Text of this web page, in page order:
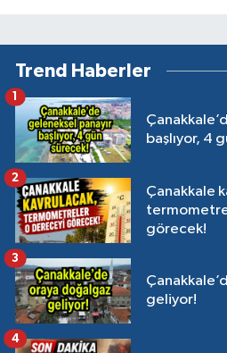
Trend Haberler
başlıyor, 4
1
Çanakkale
görecek!
2
geliyor!
3
4